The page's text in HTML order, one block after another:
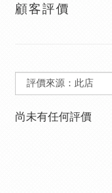
顧客評價
尚未有任何評價